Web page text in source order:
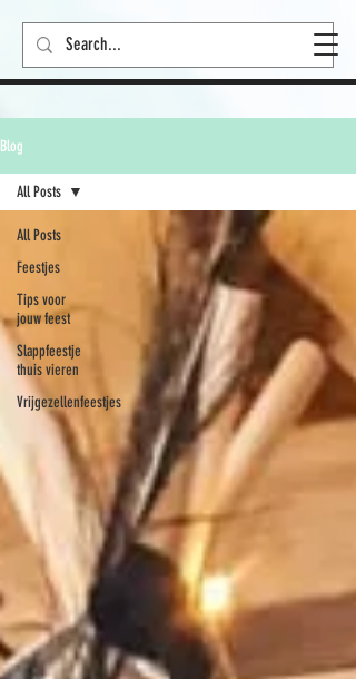
Blog
All Posts
Feestjes
Tips voor
jouw feest
Slappfeestje
thuis vieren
Vrijgezellenfeestjes
All Posts